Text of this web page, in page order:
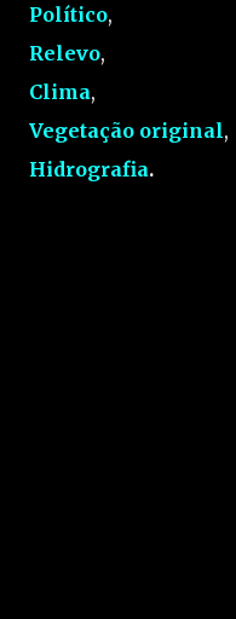
Político,
Relevo,
Clima,
Vegetação original,
Hidrografia.